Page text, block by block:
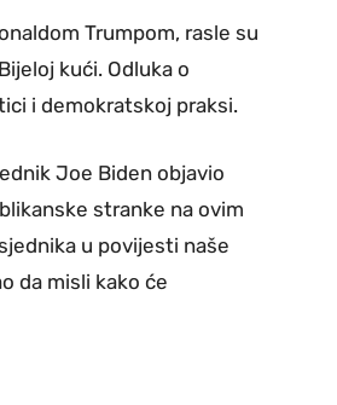
Trumpom, rasle su
kući. Odluka o
i demokratskoj praksi.
Joe Biden objavio
stranke na ovim
u povijesti naše
da misli kako će